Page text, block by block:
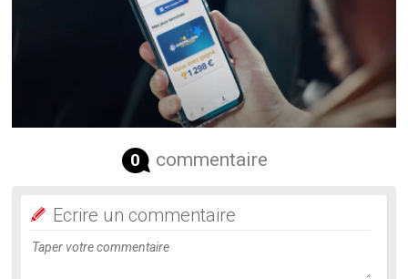
0 commentaire
Ecrire un commentaire